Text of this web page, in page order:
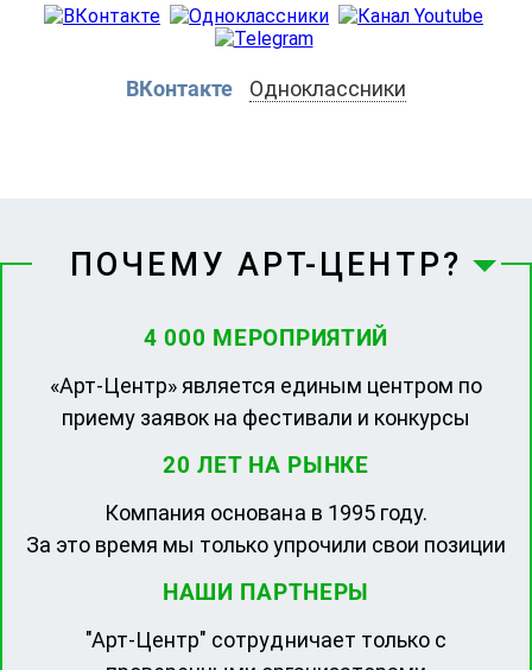
ВКонтакте Одноклассники
ПОЧЕМУ АРТ-ЦЕНТР?
4 000 МЕРОПРИЯТИЙ
«Арт-Центр» является единым центром по
приему заявок на фестивали и конкурсы
20 ЛЕТ НА РЫНКЕ
Компания основана в 1995 году.
За это время мы только упрочили свои позиции
НАШИ ПАРТНЕРЫ
"Арт-Центр" сотрудничает только с